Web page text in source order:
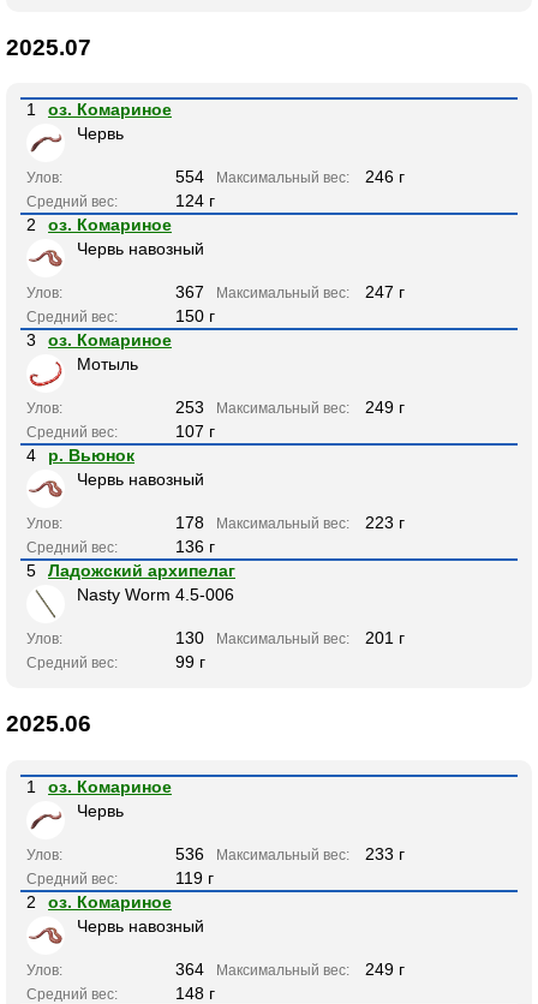
2025.07
1
оз. Комариное
Червь
Улов: 554 Максимальный вес: 246 г
Средний вес:
124 г
2
оз. Комариное
Червь навозный
Улов: 367 Максимальный вес: 247 г
Средний вес:
150 г
3
оз. Комариное
Мотыль
Улов: 253 Максимальный вес: 249 г
Средний вес:
107 г
4
р. Вьюнок
Червь навозный
Улов: 178 Максимальный вес: 223 г
Средний вес:
136 г
5
Ладожский архипелаг
Nasty Worm 4.5-006
Улов: 130 Максимальный вес: 201 г
Средний вес: 99 г
2025.06
1
оз. Комариное
Червь
Улов: 536 Максимальный вес: 233 г
Средний вес:
119 г
2
оз. Комариное
Червь навозный
Улов: 364 Максимальный вес: 249 г
Средний вес:
148 г